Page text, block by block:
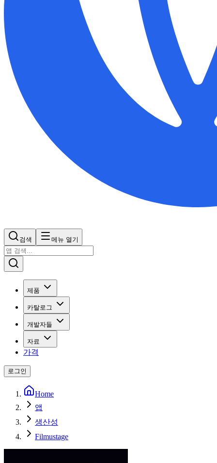
검색 메뉴 열기
제품
카탈로그
개발자들
자료
가격
로그인
Home
앱
생산성
Filmustage